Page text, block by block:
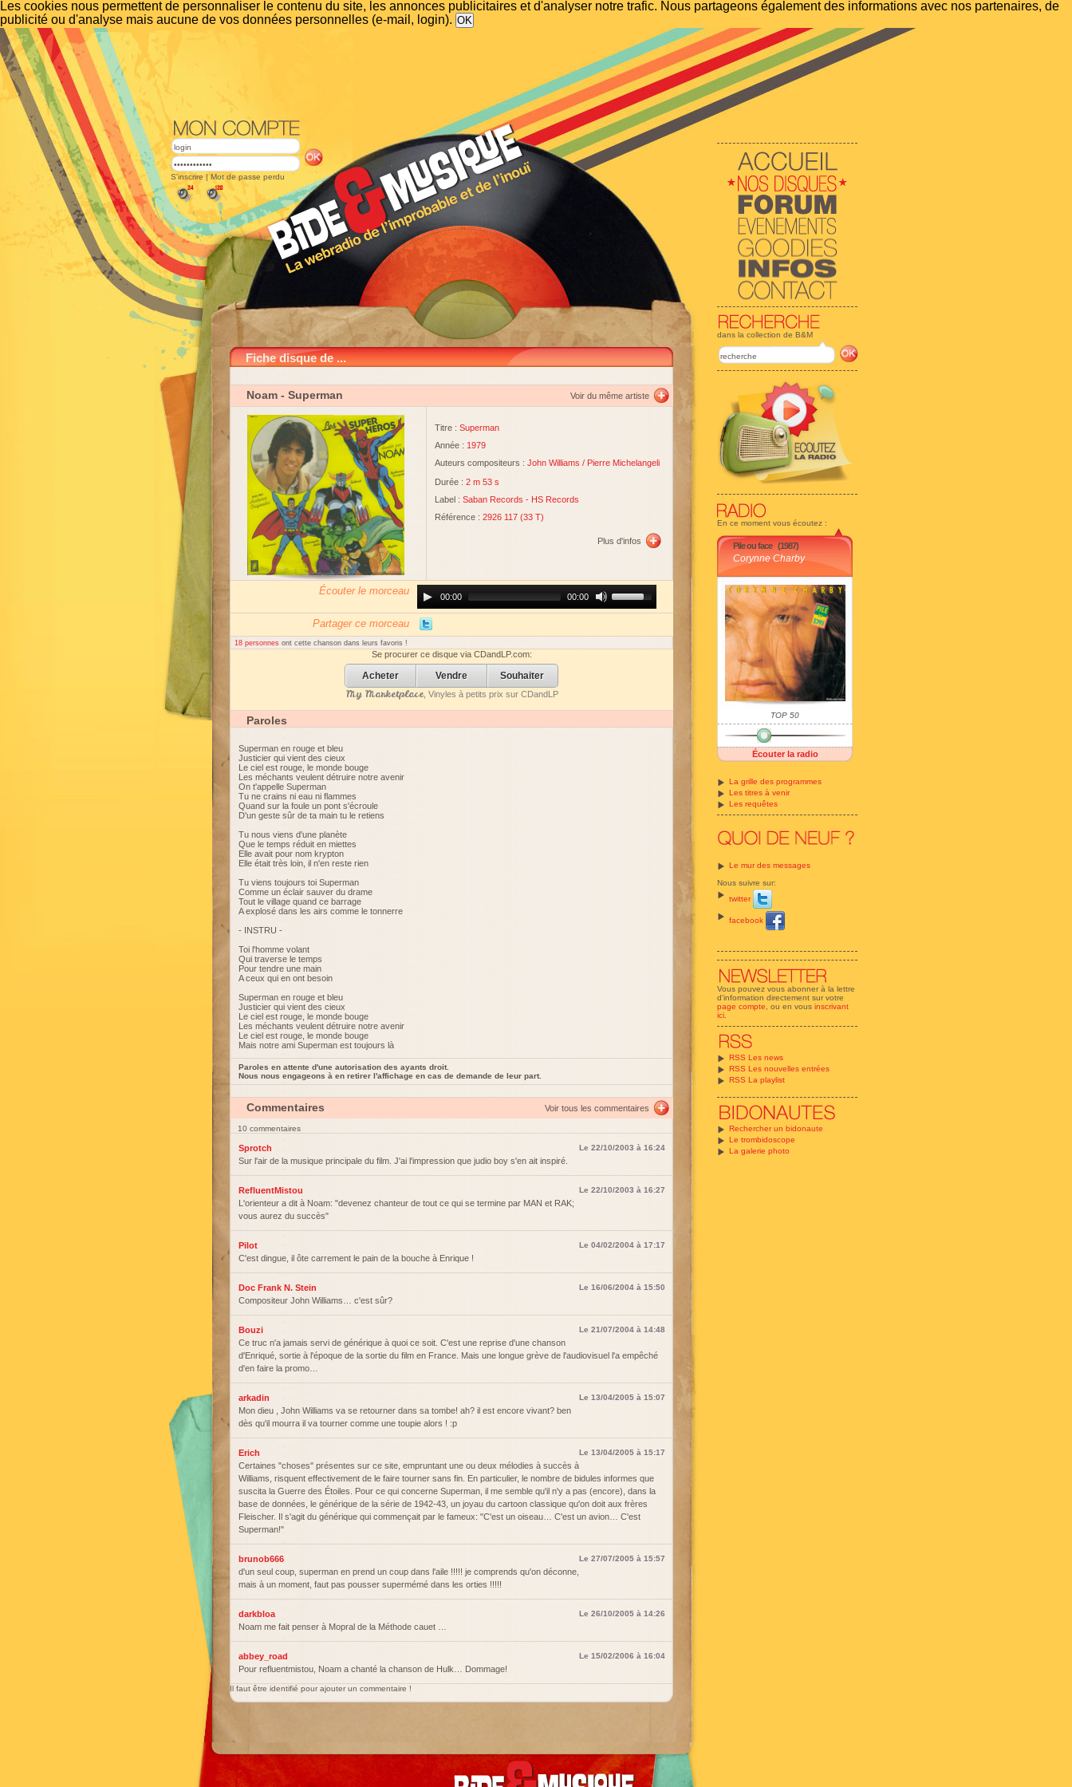
Les cookies nous permettent de personnaliser le contenu du site, les annonces publicitaires et d'analyser notre trafic. Nous partageons également des informations avec nos partenaires, de
publicité ou d'analyse mais aucune de vos données personnelles (e-mail, login).
dans la collection de B&M
En ce moment vous écoutez :
Pile ou face (1987)
Corynne Charby
TOP 50
Écouter la radio
La grille des programmes
Les titres à venir
Les requêtes
Le mur des messages
Nous suivre sur:
twitter
facebook
Vous pouvez vous abonner à la lettre
d'information directement sur votre
page compte , ou en vous inscrivant
ici
RSS Les news
RSS Les nouvelles entrées
RSS La playlist
Rechercher un bidonaute
Le trombidoscope
La galerie photo
S'inscrire | Mot de passe perdu
Fiche disque de ...
Noam - Superman Voir du même artiste
Titre : Superman
Année : 1979
Auteurs compositeurs : John Williams / Pierre Michelangeli
Durée : 2 m 53 s
Label : Saban Records - HS Records
Référence : 2926 117 (33 T)
Plus d'infos
Écouter le morceau
Player00:00 00:00
Up/Down
Arrow
increase
or
Partager ce morceau
18 personnes ont cette chanson dans leurs favoris !
Se procurer ce disque via CDandLP.com:
Acheter Vendre Souhaiter
My Marketplace, Vinyles à petits prix sur CDandLP
Paroles
Superman en rouge et bleu
Justicier qui vient des cieux
Le ciel est rouge, le monde bouge
Les méchants veulent détruire notre avenir
On t'appelle Superman
Tu ne crains ni eau ni flammes
Quand sur la foule un pont s'écroule
D'un geste sûr de ta main tu le retiens
Tu nous viens d'une planète
Que le temps réduit en miettes
Elle avait pour nom krypton
Elle était très loin, il n'en reste rien
Tu viens toujours toi Superman
Comme un éclair sauver du drame
Tout le village quand ce barrage
A explosé dans les airs comme le tonnerre
- INSTRU -
Toi l'homme volant
Qui traverse le temps
Pour tendre une main
A ceux qui en ont besoin
Superman en rouge et bleu
Justicier qui vient des cieux
Le ciel est rouge, le monde bouge
Les méchants veulent détruire notre avenir
Le ciel est rouge, le monde bouge
Mais notre ami Superman est toujours là
Paroles en attente d'une autorisation des ayants droit.
Nous nous engageons à en retirer l'affichage en cas de demande de leur part.
Commentaires Voir tous les commentaires
10 commentaires
Sprotch Le 22/10/2003 à 16:24
Sur l'air de la musique principale du film. J'ai l'impression que judio boy s'en ait inspiré.
RefluentMistou Le 22/10/2003 à 16:27
L'orienteur a dit à Noam: "devenez chanteur de tout ce qui se termine par MAN et RAK;
vous aurez du succès"
Pilot Le 04/02/2004 à 17:17
C'est dingue, il ôte carrement le pain de la bouche à Enrique !
Doc Frank N. Stein Le 16/06/2004 à 15:50
Compositeur John Williams… c'est sûr?
Bouzi Le 21/07/2004 à 14:48
Ce truc n'a jamais servi de générique à quoi ce soit. C'est une reprise d'une chanson
d'Enriqué, sortie à l'époque de la sortie du film en France. Mais une longue grève de l'audiovisuel l'a empêché
d'en faire la promo…
arkadin Le 13/04/2005 à 15:07
Mon dieu , John Williams va se retourner dans sa tombe! ah? il est encore vivant? ben
dès qu'il mourra il va tourner comme une toupie alors ! :p
Erich Le 13/04/2005 à 15:17
Certaines "choses" présentes sur ce site, empruntant une ou deux mélodies à succès à
Williams, risquent effectivement de le faire tourner sans fin. En particulier, le nombre de bidules informes que
suscita la Guerre des Étoiles. Pour ce qui concerne Superman, il me semble qu'il n'y a pas (encore), dans la
base de données, le générique de la série de 1942-43, un joyau du cartoon classique qu'on doit aux frères
Fleischer. Il s'agit du générique qui commençait par le fameux: "C'est un oiseau… C'est un avion… C'est
Superman!"
brunob666 Le 27/07/2005 à 15:57
d'un seul coup, superman en prend un coup dans l'aile !!!!! je comprends qu'on déconne,
mais à un moment, faut pas pousser supermémé dans les orties !!!!!
darkbloa Le 26/10/2005 à 14:26
Noam me fait penser à Mopral de la Méthode cauet …
abbey_road Le 15/02/2006 à 16:04
Pour refluentmistou, Noam a chanté la chanson de Hulk… Dommage!
Il faut être identifié pour ajouter un commentaire !